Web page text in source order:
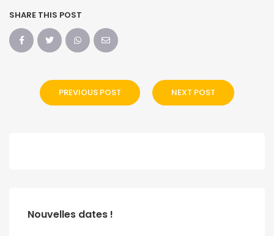
SHARE THIS POST
PREVIOUS POST NEXT POST
Nouvelles dates !